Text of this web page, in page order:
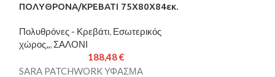
ΠΟΛΥΘΡΟΝΑ/ΚΡΕΒΑΤΙ 75X80X84εκ.
Πολυθρόνες - Κρεβάτι, Εσωτερικός
χώρος,,
ΣΑΛΟΝΙ
188,48€
SARA PATCHWORK ΥΦΑΣΜΑ